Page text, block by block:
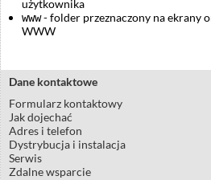
użytkownika
www- folder przeznaczony na ekrany
WWW
Dane kontaktowe
Formularz kontaktowy
Jak dojechać
Adres i telefon
Dystrybucja i instalacja
Serwis
Zdalne wsparcie